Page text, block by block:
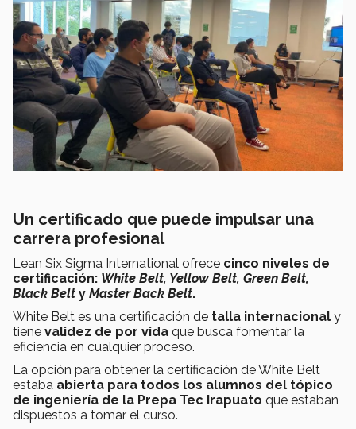
Un certificado que puede impulsar una
carrera profesional
Lean Six Sigma International ofrece cinco niveles de
certificación: White Belt, Yellow Belt, Green Belt,
Black Belt y Master Back Belt.
White Belt es una certificación de talla internacional y
tiene validez de por vida que busca fomentar la
eficiencia en cualquier proceso.
La opción para obtener la certificación de White Belt
estaba abierta para todos los alumnos del tópico
de ingeniería de la Prepa Tec Irapuato que estaban
dispuestos a tomar el curso.